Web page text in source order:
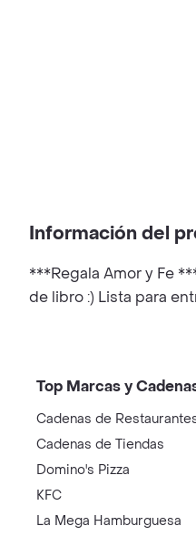
Información del
***Regala Amor y Fe
de libro :) Lista para
Top Marcas y
Cadenas de
Cadenas de Tiendas
Domino's Pizza
KFC
La Mega Hamburguesa